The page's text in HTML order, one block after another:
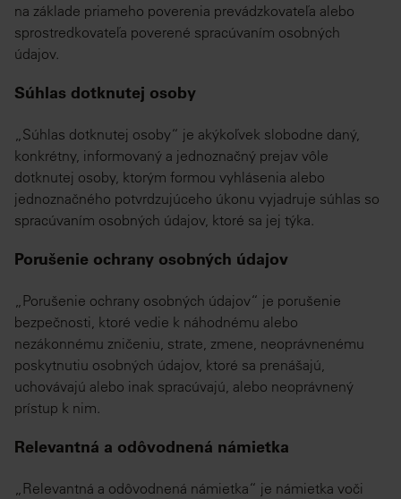
na základe priameho poverenia prevádzkovateľa alebo
sprostredkovateľa poverené spracúvaním osobných
údajov.
Súhlas dotknutej osoby
„Súhlas dotknutej osoby“ je akýkoľvek slobodne daný,
konkrétny, informovaný a jednoznačný prejav vôle
dotknutej osoby, ktorým formou vyhlásenia alebo
jednoznačného potvrdzujúceho úkonu vyjadruje súhlas so
spracúvaním osobných údajov, ktoré sa jej týka.
Porušenie ochrany osobných údajov
„Porušenie ochrany osobných údajov“ je porušenie
bezpečnosti, ktoré vedie k náhodnému alebo
nezákonnému zničeniu, strate, zmene, neoprávnenému
poskytnutiu osobných údajov, ktoré sa prenášajú,
uchovávajú alebo inak spracúvajú, alebo neoprávnený
prístup k nim.
Relevantná a odôvodnená námietka
„Relevantná a odôvodnená námietka“ je námietka voči